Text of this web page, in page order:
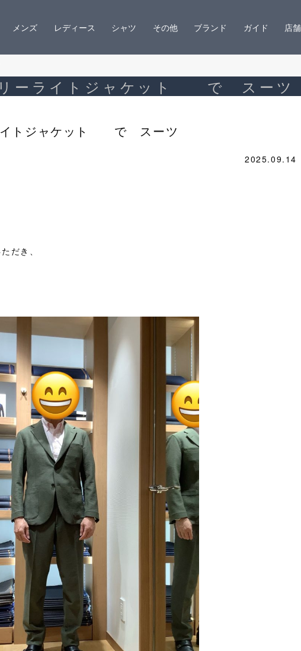
メンズ レディース シャツ その他 ブランド ガイド 店舗
ーライトジャケット で スーツ
イトジャケット で スーツ
2025.09.14
だき、